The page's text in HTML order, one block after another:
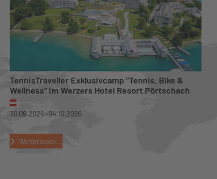
TennisTraveller Exklusivcamp "Tennis, Bike &
Wellness" im Werzers Hotel Resort Pörtschach
30.09.2026 -04.10.2026
Weiterlesen...